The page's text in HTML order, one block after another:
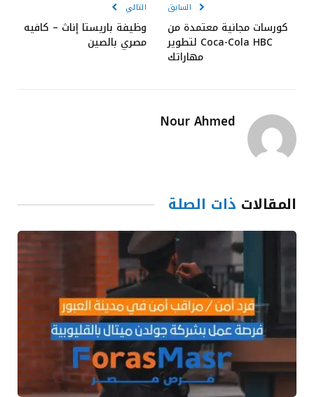
السابق
كورسات مجانية معتمدة من
Coca-Cola HBC لتطوير
مهاراتك
التالي
وظيفة باريستا إناث – كافيه
مصري بالصين
Nour Ahmed
المقالات ذات الصلة